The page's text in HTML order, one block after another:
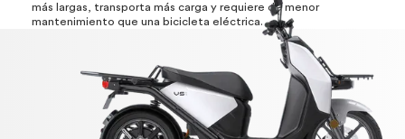
más largas, transporta más carga y requiere de menor
mantenimiento que una bicicleta eléctrica.